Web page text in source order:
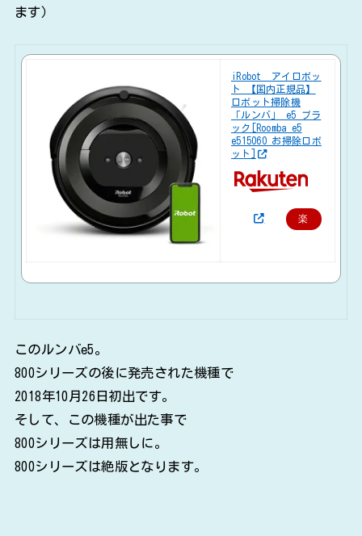
ます）
iRobot アイロボッ
ト 【国内正規品】
ロボット掃除機
「ルンバ」 e5 ブラ
ック[Roomba e5
e515060 お掃除ロボ
ット]
楽
購
このルンバe5。
800シリーズの後に発売された機種で
2018年10月26日初出です。
そして、この機種が出た事で
800シリーズは用無しに。
800シリーズは絶版となります。